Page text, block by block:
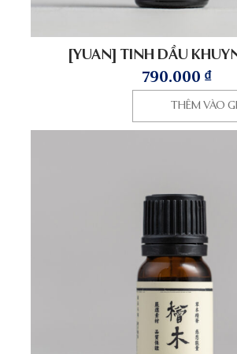
[YUAN] TINH DẦU
790.000 ₫
THÊM VÀO